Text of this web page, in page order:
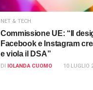
NET & TECH
Commissione UE: “Il
Facebook e Instagram
e viola il DSA”
DI IOLANDA CUOMO 10 LUGLIO